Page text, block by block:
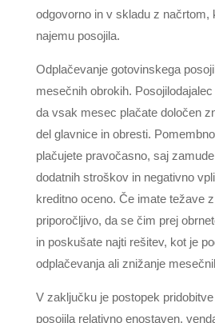
odgovorno in v skladu z načrtom,
najemu posojila.
Odplačevanje gotovinskega
mesečnih obrokih.
da vsak mesec plačate določen
del glavnice in obresti.
plačujete pravočasno, saj
dodatnih stroškov in negativno
kreditno oceno. Če imate težave
priporočljivo, da se čim prej
in poskušate najti rešitev, kot je
odplačevanja ali znižanje
V zaključku je postopek
posojila relativno enostaven,